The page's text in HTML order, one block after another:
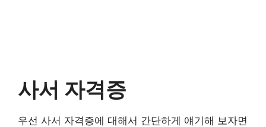
사서 자격증
우선 사서 자격증에 대해서 간단하게 얘기해 보자면